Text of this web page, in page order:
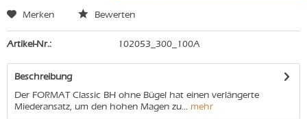
Merken Bewerten
Artikel-Nr.: 102053_300_100A
Beschreibung
Der FORMAT Classic BH ohne Bügel hat einen verlängerte
Miederansatz, um den hohen Magen zu... mehr